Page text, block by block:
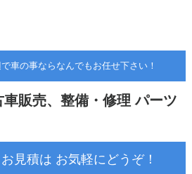
車の事ならなんでもお任せ下さい！
販売、整備・修理 パーツ
見積は お気軽にどうぞ！